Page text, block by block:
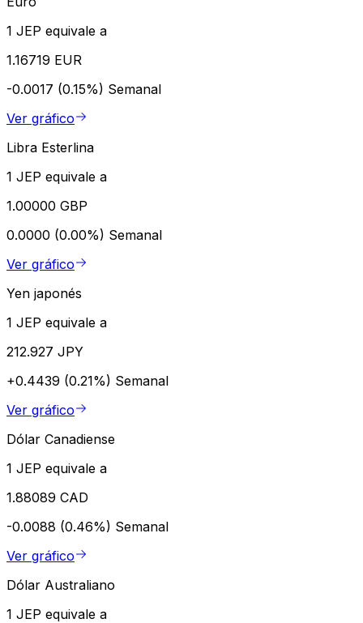
1 JEP equivale a
1.16719 EUR
-0.0017 (0.15%) Semanal
Ver gráfico
Libra Esterlina
1 JEP equivale a
1.00000 GBP
0.0000 (0.00%) Semanal
Ver gráfico
Yen japonés
1 JEP equivale a
212.927 JPY
+0.4439 (0.21%) Semanal
Ver gráfico
Dólar Canadiense
1 JEP equivale a
1.88089 CAD
-0.0088 (0.46%) Semanal
Ver gráfico
Dólar Australiano
1 JEP equivale a